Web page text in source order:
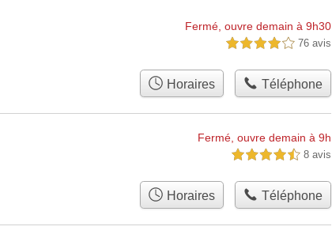
Fermé, ouvre demain à 9h30
4,0 étoiles sur 5 76 avis
Horaires Téléphone
Fermé, ouvre demain à 9h
4,5 étoiles sur 5 8 avis
Horaires Téléphone